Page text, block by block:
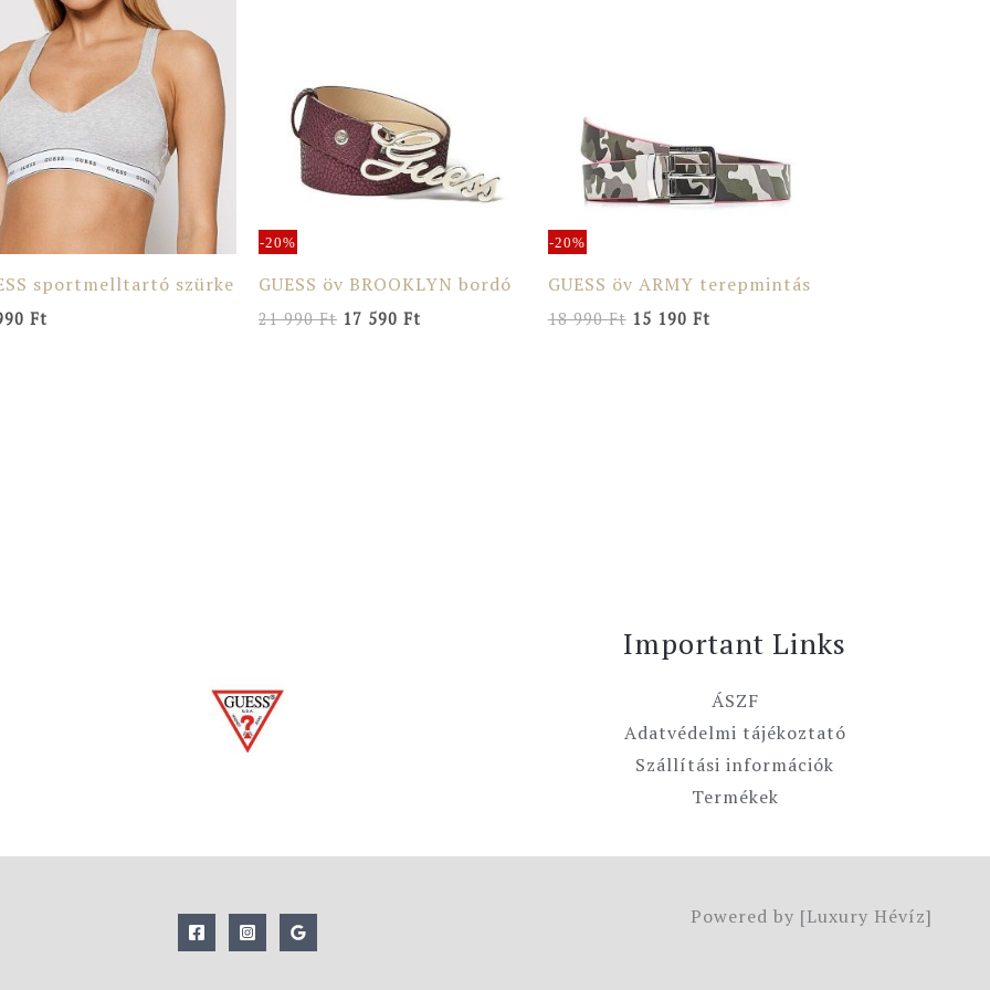
sportmelltartó szürke
Ft
-20%
GUESS öv BROOKLYN bordó
21 990Ft 17 590 Ft
-20%
GUESS öv ARMY terepmintás
18 990Ft 15 190 Ft
Important Links
ÁSZF
Adatvédelmi tájékoztató
Szállítási információk
Termékek
Powered by [Luxury Hévíz]